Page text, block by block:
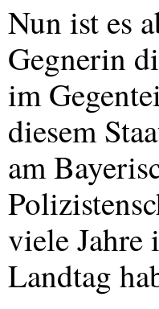
Nun ist es
Gegnerin
im
diesem
am
viele Jahre
Landtag